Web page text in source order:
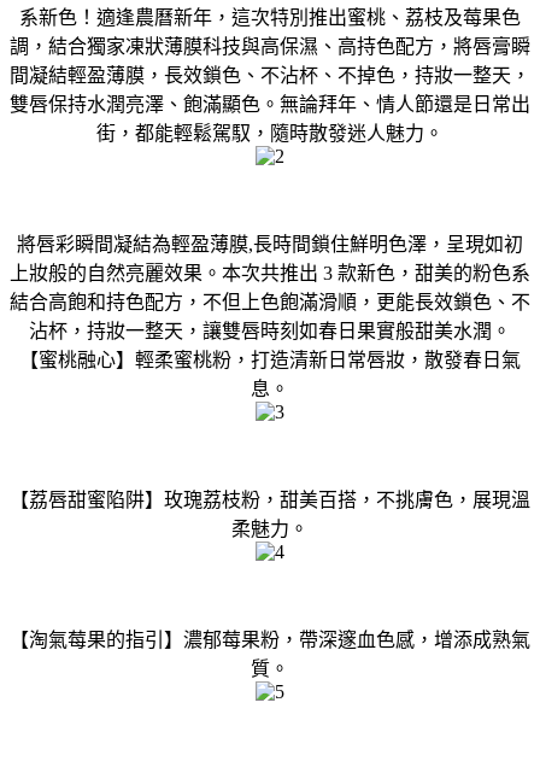
系新色！適逢農曆新年，這次特別推出蜜桃、荔枝及莓果色
調，結合獨家凍狀薄膜科技與高保濕、高持色配方，將唇膏瞬
間凝結輕盈薄膜，長效鎖色、不沾杯、不掉色，持妝一整天，
雙唇保持水潤亮澤、飽滿顯色。無論拜年、情人節還是日常出
街，都能輕鬆駕馭，隨時散發迷人魅力。
將唇彩瞬間凝結為輕盈薄膜,長時間鎖住鮮明色澤，呈現如初
上妝般的自然亮麗效果。本次共推出 3 款新色，甜美的粉色系
結合高飽和持色配方，不但上色飽滿滑順，更能長效鎖色、不
沾杯，持妝一整天，讓雙唇時刻如春日果實般甜美水潤。
【蜜桃融心】輕柔蜜桃粉，打造清新日常唇妝，散發春日氣
息。
【荔唇甜蜜陷阱】玫瑰荔枝粉，甜美百搭，不挑膚色，展現溫
柔魅力。
【淘氣莓果的指引】濃郁莓果粉，帶深邃血色感，增添成熟氣
質。